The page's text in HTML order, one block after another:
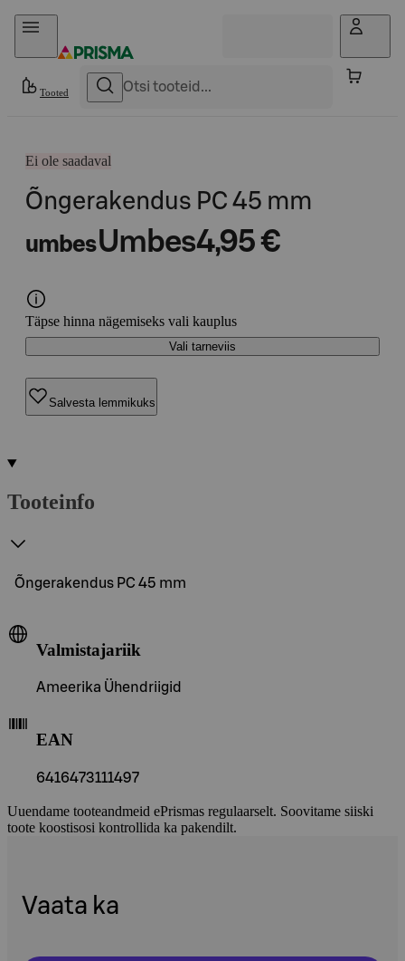
Otse sisu juurde
Tooted
Ei ole saadaval
Õngerakendus PC 45 mm
umbesUmbes4,95 €
Täpse hinna nägemiseks vali kauplus
Vali tarneviis
Salvesta lemmikuks
Tooteinfo
Õngerakendus PC 45 mm
Valmistajariik
Ameerika Ühendriigid
EAN
6416473111497
Uuendame tooteandmeid ePrismas regulaarselt. Soovitame siiski
toote koostisosi kontrollida ka pakendilt.
Vaata ka